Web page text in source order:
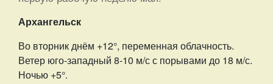
Архангельск
Во вторник днём +12°, переменная облачность.
Ветер юго-западный 8-10 м/с с порывами до 18 м/с.
Ночью +5°.